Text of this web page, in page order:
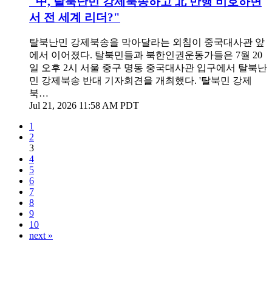
서 전 세계 리더?"
탈북난민 강제북송을 막아달라는 외침이 중국대사관 앞
에서 이어졌다. 탈북민들과 북한인권운동가들은 7월 20
일 오후 2시 서울 중구 명동 중국대사관 입구에서 탈북난
민 강제북송 반대 기자회견을 개최했다. '탈북민 강제
북…
Jul 21, 2026 11:58 AM PDT
1
2
3
4
5
6
7
8
9
10
next »